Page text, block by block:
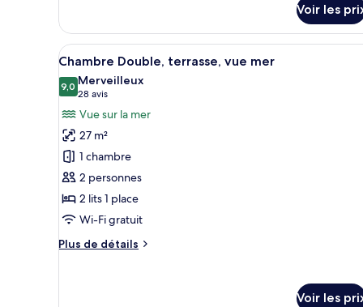
Adults
+
2
Children)
de
chambre
Chambre
terrasse
(2
Adults
+
2
Children)
Voir les
Afficher
toutes
les
photos
pour
ce
type
de
chambre :
Chambre
Double,
Coffres-forts dans les
18
Chambre Double, terrasse, vue mer
9,09,0 sur 10
Merveilleux
28 avis
(28 avis)
Vue sur la mer
27 m²
1 chambre
2 personnes
2 lits 1 place
Wi-Fi gratuit
Plus de détails
Plus
Voir les